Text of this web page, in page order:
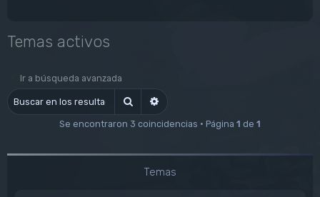
Temas activos
Ir a búsqueda avanzada
Buscar Búsqueda avanzada
Se encontraron 3 coincidencias • Página 1 de 1
Temas